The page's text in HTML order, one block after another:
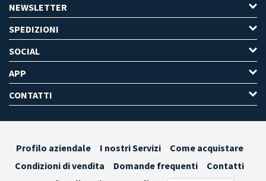
NEWSLETTER
SPEDIZIONI
SOCIAL
APP
CONTATTI
Profilo aziendale I nostri Servizi
Come acquistare
Condizioni di vendita
Domande frequenti
Contatti